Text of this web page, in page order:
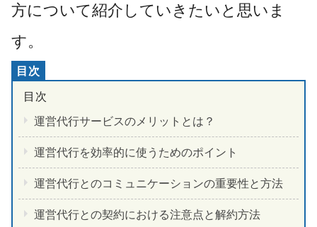
方について紹介していきたいと思いま
す。
運営代行サービスのメリットとは？
運営代行を効率的に使うためのポイント
運営代行とのコミュニケーションの重要性と方法
運営代行との契約における注意点と解約方法